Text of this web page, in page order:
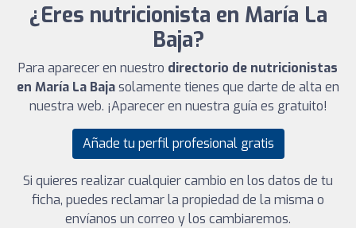
¿Eres nutricionista en María La
Baja?
Para aparecer en nuestro directorio de nutricionistas
en María La Bajasolamente tienes que darte de alta en
nuestra web. ¡Aparecer en nuestra guía es gratuito!
Añade tu perfil profesional gratis
Si quieres realizar cualquier cambio en los datos de tu
ficha, puedes reclamar la propiedad de la misma o
envíanos un correo y los cambiaremos.